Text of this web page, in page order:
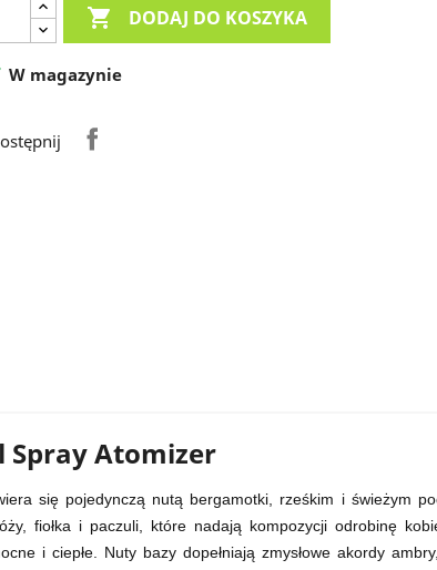
 DODAJ DO KOSZYKA
W magazynie
Spray Atomizer
się pojedynczą nutą bergamotki, rześkim i świeżym
fiołka i paczuli, które nadają kompozycji odrobinę
i ciepłe. Nuty bazy dopełniają zmysłowe akordy